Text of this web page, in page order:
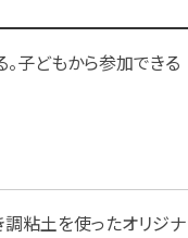
子どもから参加できる
粘土を使ったオリジナ